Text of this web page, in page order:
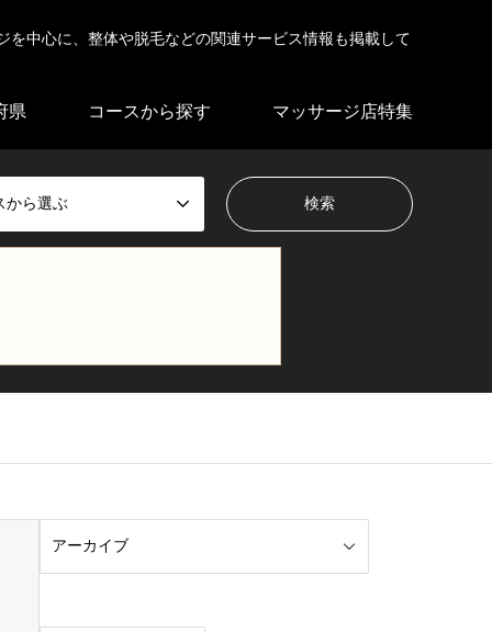
中心に、整体や脱毛などの関連サービス情報も掲載して
県 コースから探す マッサージ店特集
から選ぶ